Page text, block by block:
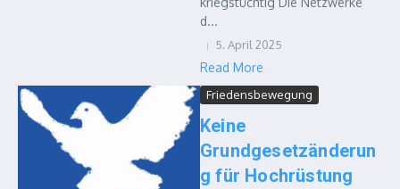
d...
5. April 2025
Read More
Friedensbewegung
Keine
Grundgesetzänderun
g für Hochrüstung